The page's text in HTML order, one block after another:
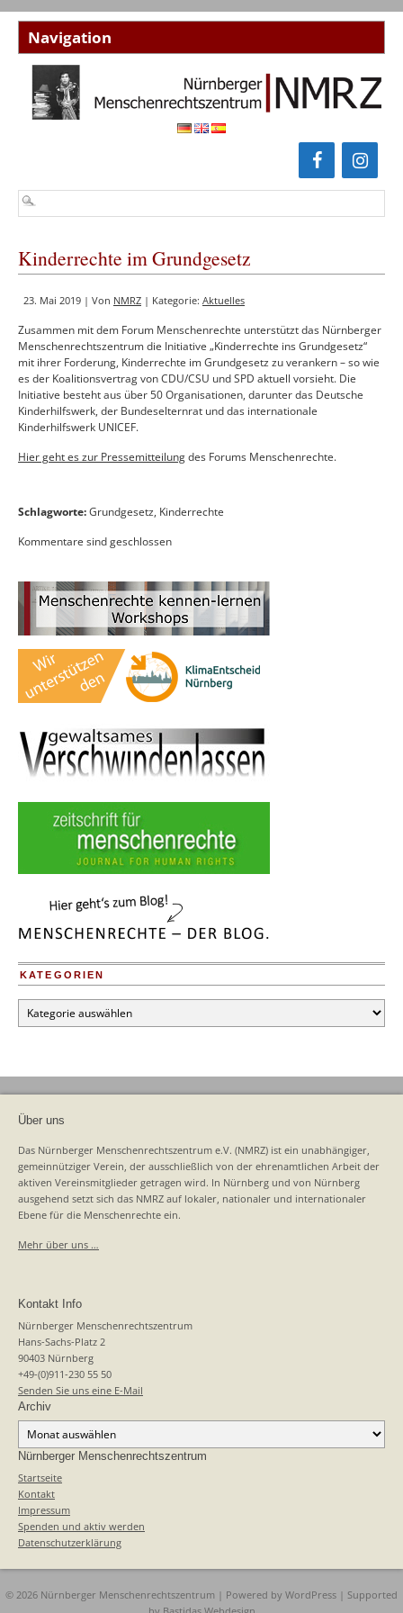
Kinderrechte im Grundgesetz
23. Mai 2019 | Von NMRZ | Kategorie: Aktuelles
Zusammen mit dem Forum Menschenrechte unterstützt das Nürnberger
Menschenrechtszentrum die Initiative „Kinderrechte ins Grundgesetz“
mit ihrer Forderung, Kinderrechte im Grundgesetz zu verankern – so wie
es der Koalitionsvertrag von CDU/CSU und SPD aktuell vorsieht. Die
Initiative besteht aus über 50 Organisationen, darunter das Deutsche
Kinderhilfswerk, der Bundeselternrat und das internationale
Kinderhilfswerk UNICEF.
Hier geht es zur Pressemitteilungdes Forums Menschenrechte.
Schlagworte:Grundgesetz, Kinderrechte
Kommentare sind geschlossen
KATEGORIEN
Kategorien
Über uns
Das Nürnberger Menschenrechtszentrum e.V. (NMRZ) ist ein unabhängiger,
gemeinnütziger Verein, der ausschließlich von der ehrenamtlichen Arbeit der
aktiven Vereinsmitglieder getragen wird. In Nürnberg und von Nürnberg
ausgehend setzt sich das NMRZ auf lokaler, nationaler und internationaler
Ebene für die Menschenrechte ein.
Mehr über uns …
Kontakt Info
Nürnberger Menschenrechtszentrum
Hans-Sachs-Platz 2
90403 Nürnberg
+49-(0)911-230 55 50
Senden Sie uns eine E-Mail
Archiv
Nürnberger Menschenrechtszentrum
Startseite
Kontakt
Impressum
Spenden und aktiv werden
Datenschutzerklärung
© 2026 Nürnberger Menschenrechtszentrum | Powered by WordPress | Supported